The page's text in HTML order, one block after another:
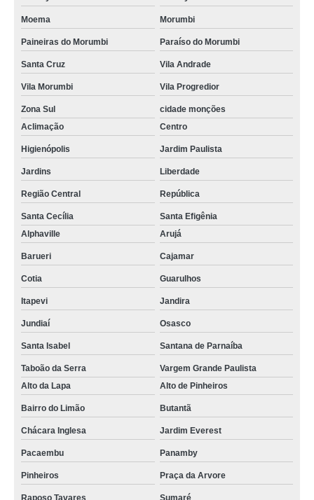
Moema Morumbi
Paineiras do Morumbi Paraíso do Morumbi
Santa Cruz Vila Andrade
Vila Morumbi Vila Progredior
Zona Sul
cidade monções
Aclimação
Centro
Higienópolis Jardim Paulista
Jardins Liberdade
Região Central República
Santa Cecília
Santa Efigênia
Alphaville
Arujá
Barueri Cajamar
Cotia Guarulhos
Itapevi Jandira
Jundiaí Osasco
Santa Isabel Santana de Parnaíba
Taboão da Serra
Vargem Grande Paulista
Alto da Lapa
Alto de Pinheiros
Bairro do Limão Butantã
Chácara Inglesa Jardim Everest
Pacaembu Panamby
Pinheiros Praça da Arvore
Raposo Tavares Sumaré